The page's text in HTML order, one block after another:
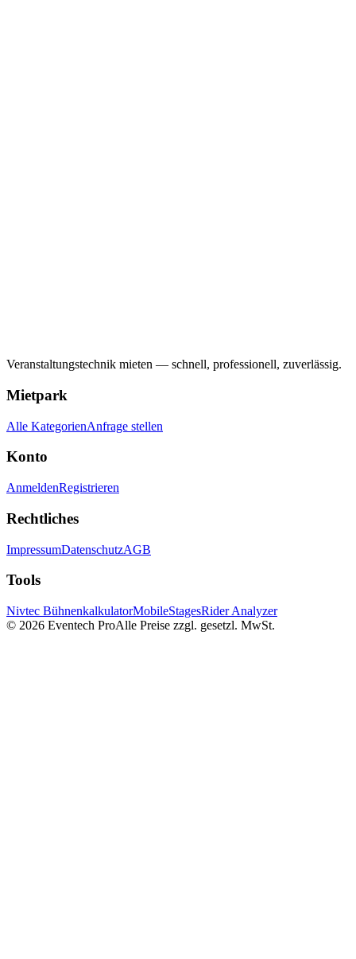
Veranstaltungstechnik mieten — schnell, professionell, zuverlässig.
Mietpark
Alle KategorienAnfrage stellen
Konto
AnmeldenRegistrieren
Rechtliches
ImpressumDatenschutzAGB
Tools
Nivtec BühnenkalkulatorMobileStagesRider Analyzer
© 2026 Eventech ProAlle Preise zzgl. gesetzl. MwSt.